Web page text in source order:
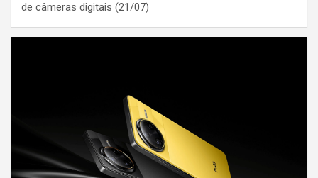
de câmeras digitais (21/07)